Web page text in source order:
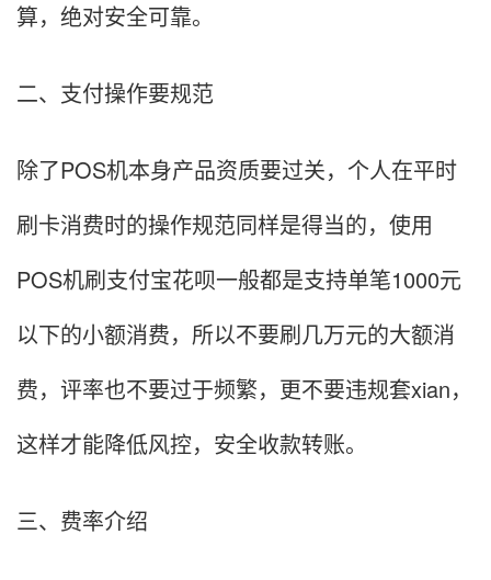
算，绝对安全可靠。
二、支付操作要规范
除了POS机本身产品资质要过关，个人在平时
刷卡消费时的操作规范同样是得当的，使用
POS机刷支付宝花呗一般都是支持单笔1000元
以下的小额消费，所以不要刷几万元的大额消
费，评率也不要过于频繁，更不要违规套xian，
这样才能降低风控，安全收款转账。
三、费率介绍